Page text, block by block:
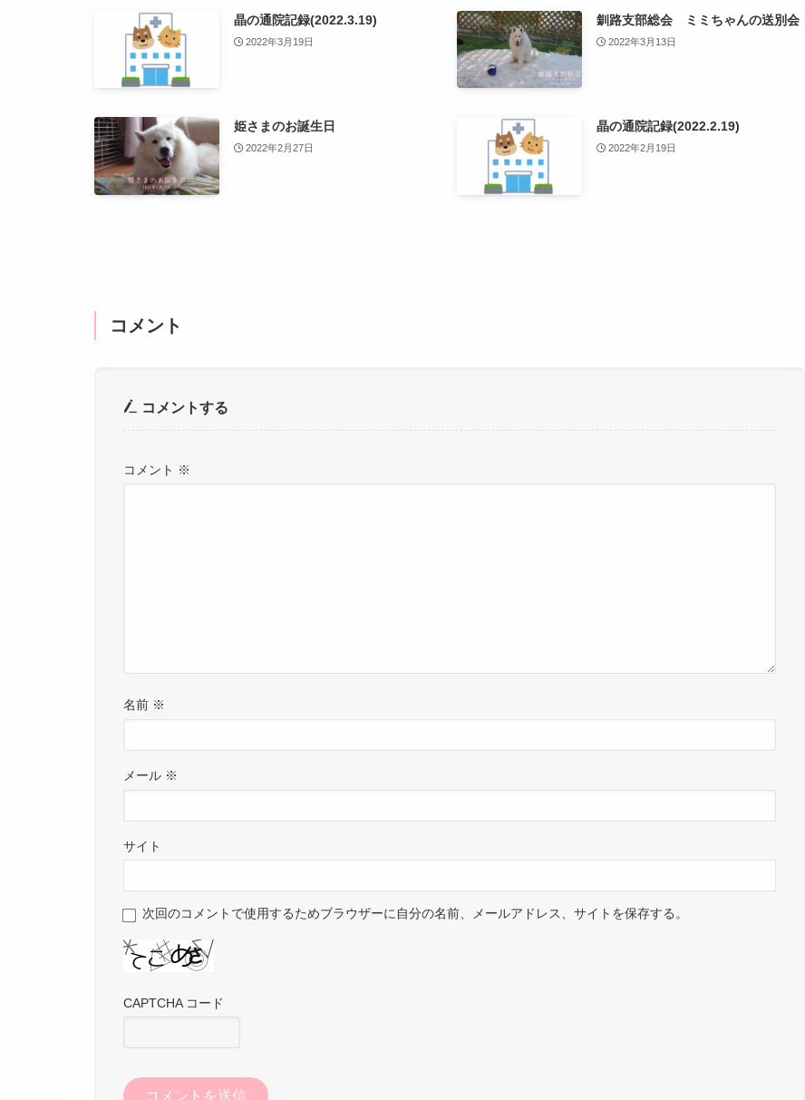
晶の通院記録(2022.3.19)
2022年3月19日
釧路支部総会 ミミちゃんの送別会
2022年3月13日
姫さまのお誕生日
2022年2月27日
晶の通院記録(2022.2.19)
2022年2月19日
コメント
コメントする
コメント ※
名前 ※
メール ※
サイト
次回のコメントで使用するためブラウザーに自分の名前、メールアドレス、サイトを保存する。
CAPTCHA コード